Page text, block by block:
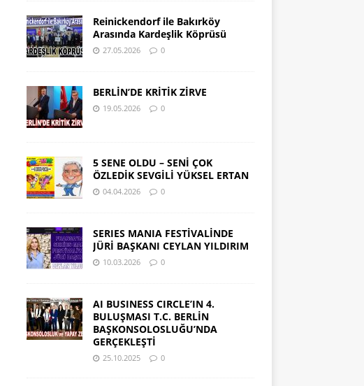
Reinickendorf ile Bakırköy
Arasında Kardeşlik Köprüsü
27.05.2026 0
BERLİN’DE KRİTİK ZİRVE
19.05.2026 0
5 SENE OLDU – SENİ ÇOK
ÖZLEDİK SEVGİLİ YÜKSEL ERTAN
04.04.2026 0
SERIES MANIA FESTİVALİNDE
JÜRİ BAŞKANI CEYLAN YILDIRIM
10.03.2026 0
AI BUSINESS CIRCLE’IN 4.
BULUŞMASI T.C. BERLİN
BAŞKONSOLOSLUĞU’NDA
GERÇEKLEŞTİ
25.10.2025 0